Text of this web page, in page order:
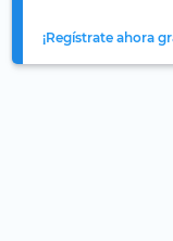
¡Regístrate ahora